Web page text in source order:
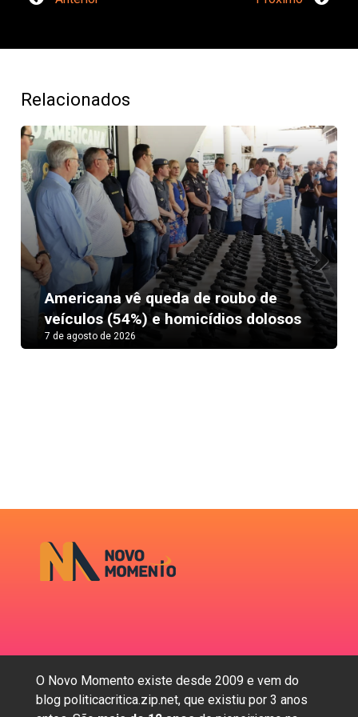
Relacionados
Americana vê queda de roubo de
veículos (54%) e homicídios dolosos
7 de agosto de 2026
Next
O Novo Momento existe desde 2009 e vem do
blog politicacritica.zip.net, que existiu por 3 anos